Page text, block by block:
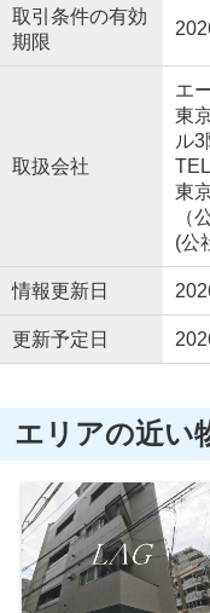
取引条件の有効
期限
取扱会社
エ
東
ル3
東
（
(公
情報更新日
更新予定日
エリアの近い